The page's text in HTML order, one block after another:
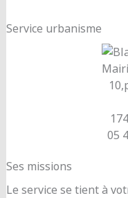
Service urbanisme
05
Ses missions
Le service se tient à